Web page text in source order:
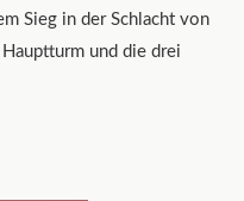
Sieg in der Schlacht von
und die drei